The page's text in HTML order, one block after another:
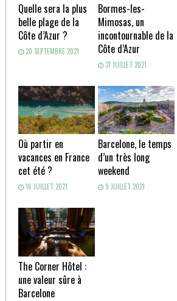
Quelle sera la plus
belle plage de la
Côte d’Azur ?
20 SEPTEMBRE 2021
Bormes-les-
Mimosas, un
incontournable de la
Côte d’Azur
31 JUILLET 2021
Où partir en
vacances en France
cet été ?
16 JUILLET 2021
Barcelone, le temps
d’un très long
weekend
9 JUILLET 2021
The Corner Hôtel :
une valeur sûre à
Barcelone